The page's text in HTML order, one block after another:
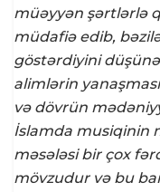
müəyyən şərtlərlə
müdafiə edib,
göstərdiyini
alimlərin
və dövrün
İslamda musiqinin
məsələsi bir çox
mövzudur və bu